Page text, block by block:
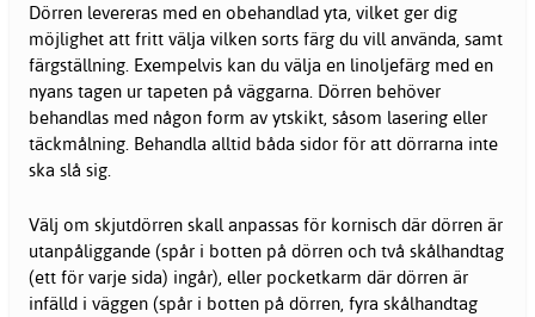
Dörren levereras med en obehandlad yta, vilket ger dig
möjlighet att fritt välja vilken sorts färg du vill använda, samt
färgställning. Exempelvis kan du välja en linoljefärg med en
nyans tagen ur tapeten på väggarna. Dörren behöver
behandlas med någon form av ytskikt, såsom lasering eller
täckmålning. Behandla alltid båda sidor för att dörrarna inte
ska slå sig.
Välj om skjutdörren skall anpassas för kornisch där dörren är
utanpåliggande (spår i botten på dörren och två skålhandtag
(ett för varje sida) ingår), eller pocketkarm där dörren är
infälld i väggen (spår i botten på dörren, fyra skålhandtag